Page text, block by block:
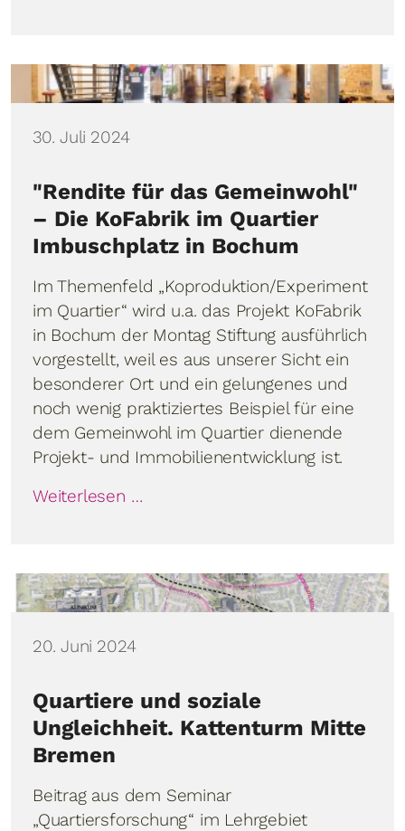
Details
30. Juli 2024
"Rendite für das Gemeinwohl"
– Die KoFabrik im Quartier
Imbuschplatz in Bochum
Im Themenfeld „Koproduktion/Experiment
im Quartier“ wird u.a. das Projekt KoFabrik
in Bochum der Montag Stiftung ausführlich
vorgestellt, weil es aus unserer Sicht ein
besonderer Ort und ein gelungenes und
noch wenig praktiziertes Beispiel für eine
dem Gemeinwohl im Quartier dienende
Projekt- und Immobilienentwicklung ist.
Weiterlesen …
Details
20. Juni 2024
Quartiere und soziale
Ungleichheit. Kattenturm Mitte
Bremen
Beitrag aus dem Seminar
„Quartiersforschung“ im Lehrgebiet